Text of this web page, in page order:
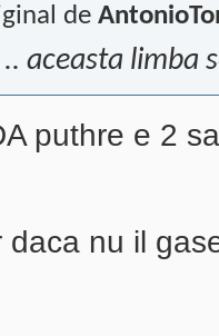
de
aceasta limba
puthre e 2
daca nu il